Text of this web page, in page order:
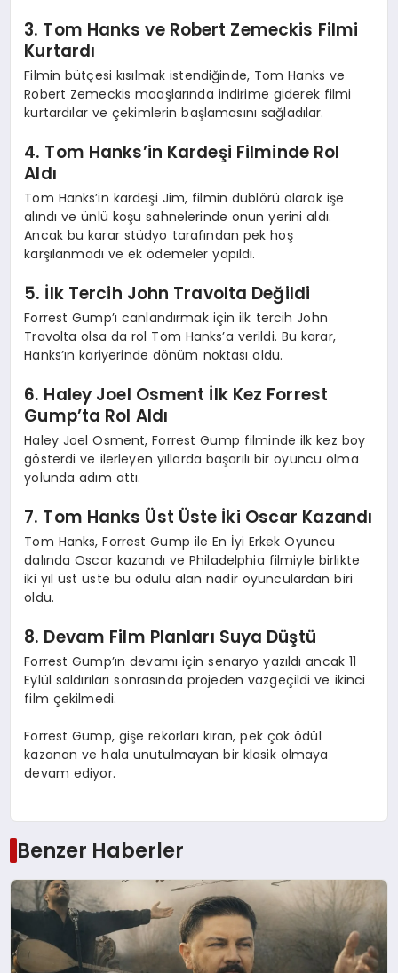
3. Tom Hanks ve Robert Zemeckis Filmi
Kurtardı
Filmin bütçesi kısılmak istendiğinde, Tom Hanks ve
Robert Zemeckis maaşlarında indirime giderek filmi
kurtardılar ve çekimlerin başlamasını sağladılar.
4. Tom Hanks’in Kardeşi Filminde Rol
Aldı
Tom Hanks’in kardeşi Jim, filmin dublörü olarak işe
alındı ve ünlü koşu sahnelerinde onun yerini aldı.
Ancak bu karar stüdyo tarafından pek hoş
karşılanmadı ve ek ödemeler yapıldı.
5. İlk Tercih John Travolta Değildi
Forrest Gump’ı canlandırmak için ilk tercih John
Travolta olsa da rol Tom Hanks’a verildi. Bu karar,
Hanks’ın kariyerinde dönüm noktası oldu.
6. Haley Joel Osment İlk Kez Forrest
Gump’ta Rol Aldı
Haley Joel Osment, Forrest Gump filminde ilk kez boy
gösterdi ve ilerleyen yıllarda başarılı bir oyuncu olma
yolunda adım attı.
7. Tom Hanks Üst Üste İki Oscar Kazandı
Tom Hanks, Forrest Gump ile En İyi Erkek Oyuncu
dalında Oscar kazandı ve Philadelphia filmiyle birlikte
iki yıl üst üste bu ödülü alan nadir oyunculardan biri
oldu.
8. Devam Film Planları Suya Düştü
Forrest Gump’ın devamı için senaryo yazıldı ancak 11
Eylül saldırıları sonrasında projeden vazgeçildi ve ikinci
film çekilmedi.
Forrest Gump, gişe rekorları kıran, pek çok ödül
kazanan ve hala unutulmayan bir klasik olmaya
devam ediyor.
Benzer Haberler